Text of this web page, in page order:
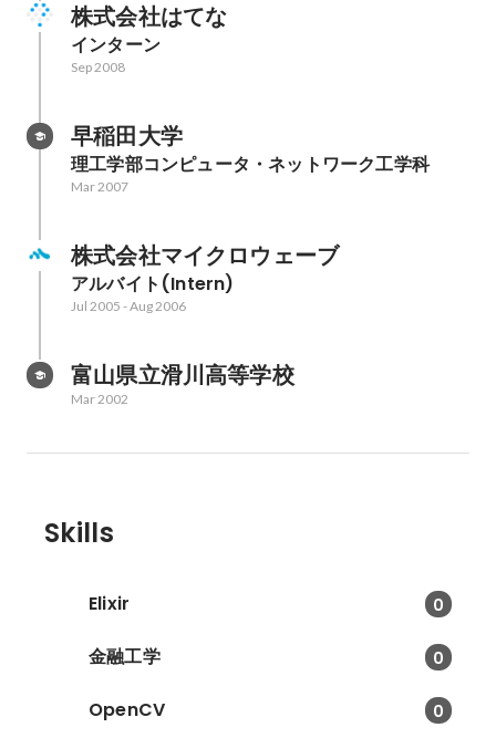
株式会社はてな
インターン
Sep 2008
早稲田大学
理工学部コンピュータ・ネットワーク工学科
Mar 2007
株式会社マイクロウェーブ
アルバイト(Intern)
Jul 2005 -Aug 2006
富山県立滑川高等学校
Mar 2002
Skills
Elixir 0
金融工学 0
OpenCV 0